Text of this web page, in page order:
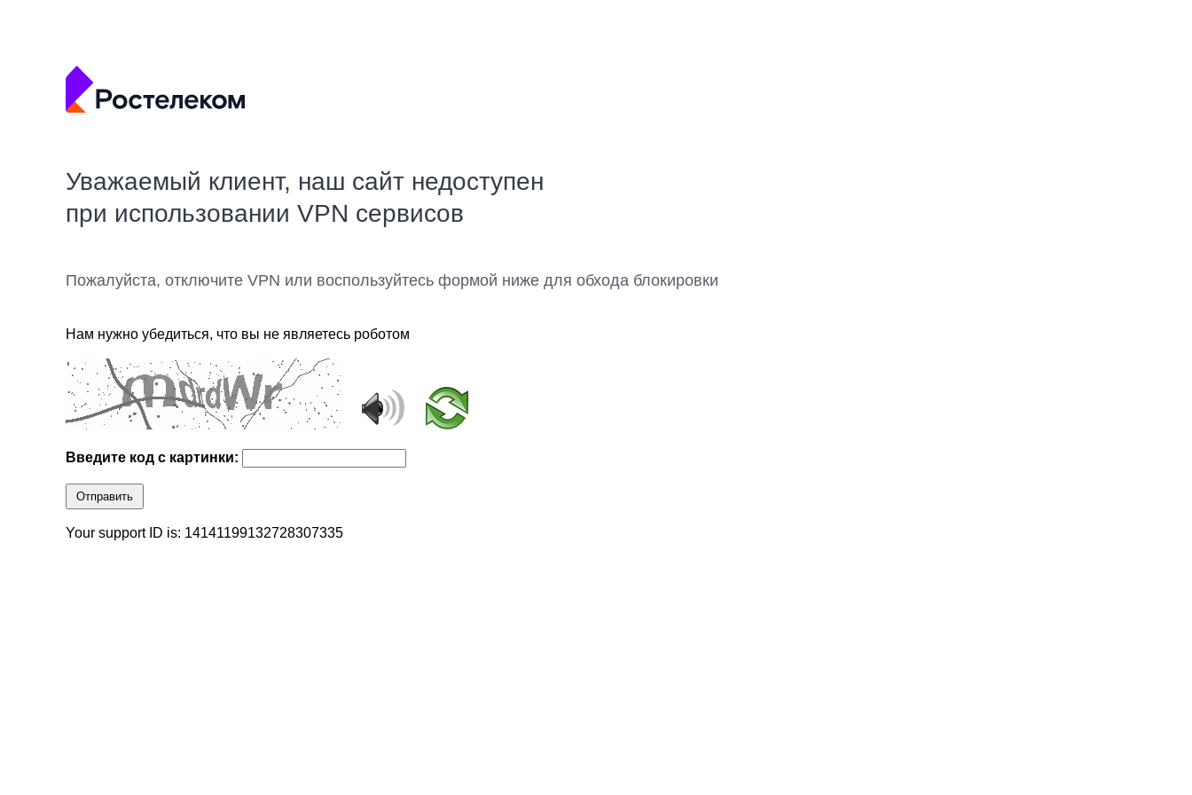
Уважаемый клиент, наш сайт недоступен
при использовании VPN сервисов
Пожалуйста, отключите VPN или воспользуйтесь формой ниже для обхода блокировки
Нам нужно убедиться, что вы не являетесь роботом
Введите код с картинки:
Отправить
Your support ID is: 14141199132728307335